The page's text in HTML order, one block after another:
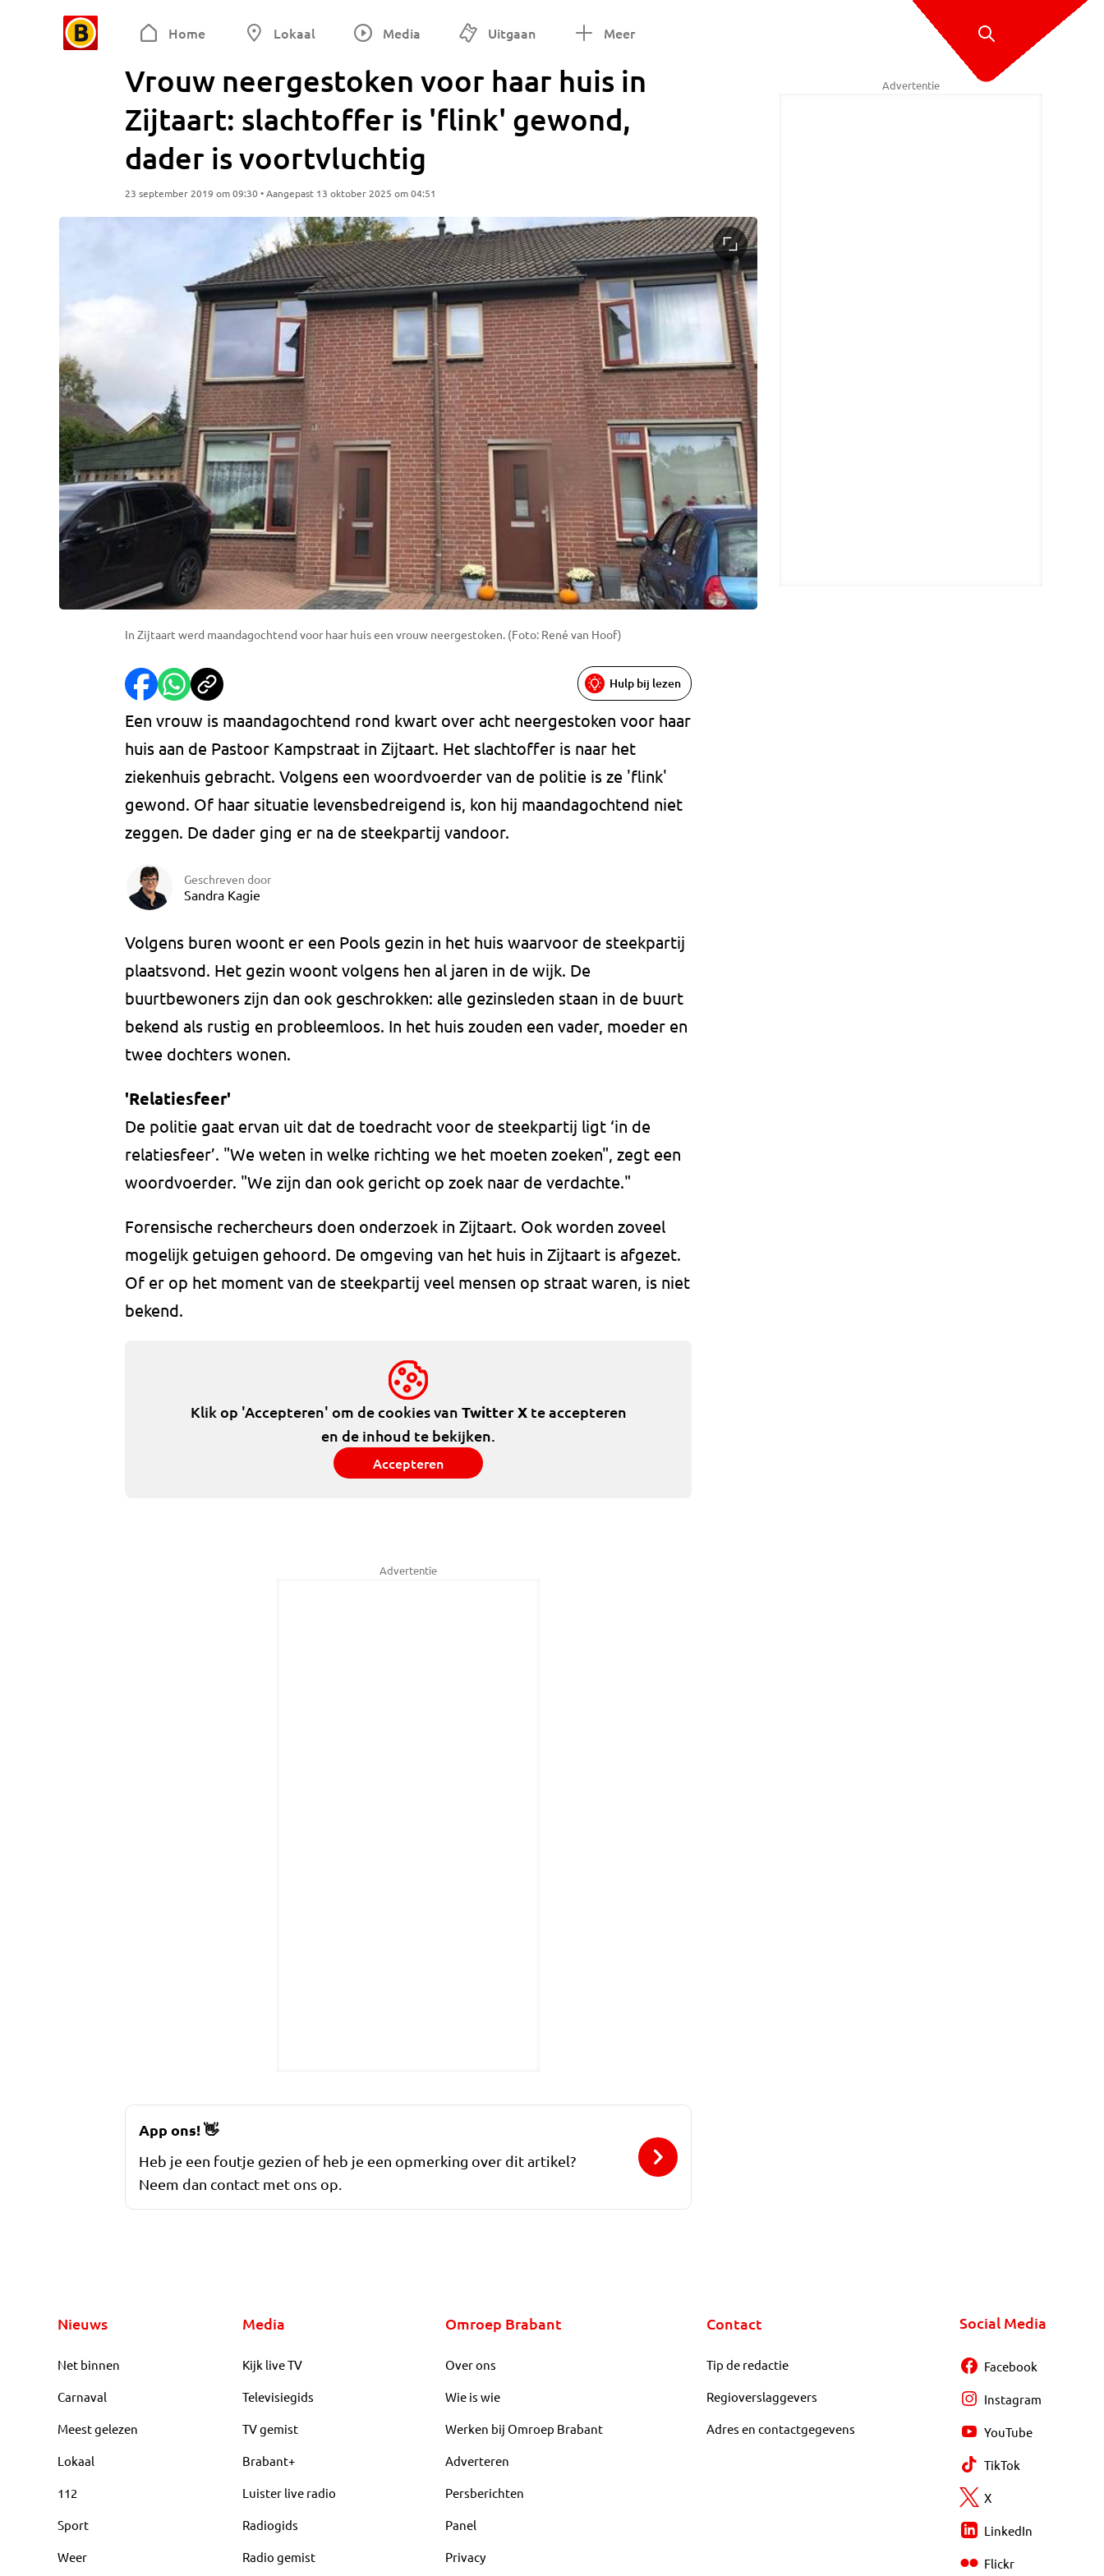
Home Lokaal Media Uitgaan Meer
Vrouw neergestoken voor haar huis in
Zijtaart: slachtoffer is 'flink' gewond,
dader is voortvluchtig
23 september 2019 om 09:30 • Aangepast 13 oktober 2025 om 04:51
In Zijtaart werd maandagochtend voor haar huis een vrouw neergestoken. (Foto: René van Hoof)
Hulp bij lezen
Een vrouw is maandagochtend rond kwart over acht neergestoken voor haar
huis aan de Pastoor Kampstraat in Zijtaart. Het slachtoffer is naar het
ziekenhuis gebracht. Volgens een woordvoerder van de politie is ze 'flink'
gewond. Of haar situatie levensbedreigend is, kon hij maandagochtend niet
zeggen. De dader ging er na de steekpartij vandoor.
Geschreven door
Sandra Kagie
Volgens buren woont er een Pools gezin in het huis waarvoor de steekpartij
plaatsvond. Het gezin woont volgens hen al jaren in de wijk. De
buurtbewoners zijn dan ook geschrokken: alle gezinsleden staan in de buurt
bekend als rustig en probleemloos. In het huis zouden een vader, moeder en
twee dochters wonen.
'Relatiesfeer'
De politie gaat ervan uit dat de toedracht voor de steekpartij ligt ‘in de
relatiesfeer’. "We weten in welke richting we het moeten zoeken", zegt een
woordvoerder. "We zijn dan ook gericht op zoek naar de verdachte."
Forensische rechercheurs doen onderzoek in Zijtaart. Ook worden zoveel
mogelijk getuigen gehoord. De omgeving van het huis in Zijtaart is afgezet.
Of er op het moment van de steekpartij veel mensen op straat waren, is niet
bekend.
Klik op 'Accepteren' om de cookies van Twitter Xte accepteren
en de inhoud te bekijken.
Accepteren
Advertentie
Advertentie
App ons!👋
Heb je een foutje gezien of heb je een opmerking over dit artikel?
Neem dan contact met ons op.
Nieuws
Net binnen
Carnaval
Meest gelezen
Lokaal
112
Sport
Weer
Media
Kijk live TV
Televisiegids
TV gemist
Brabant+
Luister live radio
Radiogids
Radio gemist
Omroep Brabant
Over ons
Wie is wie
Werken bij Omroep Brabant
Adverteren
Persberichten
Panel
Privacy
Contact
Tip de redactie
Regioverslaggevers
Adres en contactgegevens
Social Media
Facebook
Instagram
YouTube
TikTok
X
LinkedIn
Flickr